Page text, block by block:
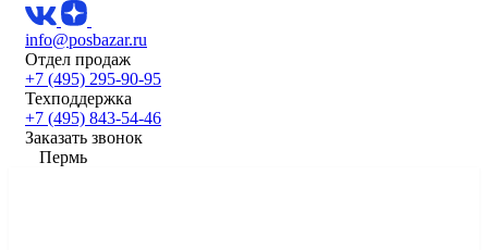
info@posbazar.ru
Отдел продаж
+7 (495) 295-90-95
Техподдержка
+7 (495) 843-54-46
Заказать звонок
Пермь